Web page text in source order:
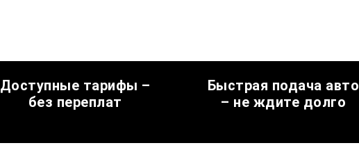
Доступные тарифы –
без переплат
Быстрая подача авто
– не ждите долго